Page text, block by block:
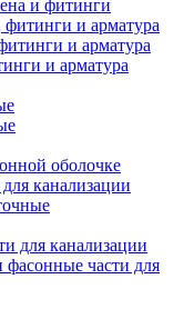
и фитинги
и арматура
и арматура
и арматура
оболочке
канализации
для канализации
части для